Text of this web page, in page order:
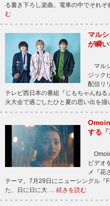
る書き下ろし楽曲。電車の中でそれ
む
マル
が瞬
マル
ジック
配信リ
テレビ西日本の番組『じもちゃんね
火大会で過ごしたひと夏の思い出を
する
ビデオ
メ『花
テーマ。7月29日にニューシングル『
た、日に日に大 … 続きを読む